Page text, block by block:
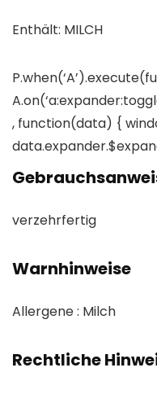
Enthält: MILCH
, function(data) {
verzehrfertig
Warnhinweise
Allergene : Milch
Rechtliche